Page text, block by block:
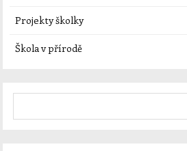
Projekty školky
Škola v přírodě